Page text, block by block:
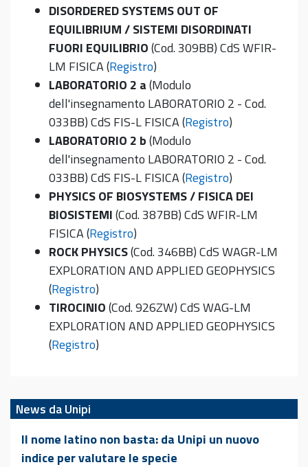
DISORDERED SYSTEMS OUT OF
EQUILIBRIUM / SISTEMI DISORDINATI
FUORI EQUILIBRIO(Cod. 309BB) CdS WFIR-
LM FISICA (Registro)
LABORATORIO 2 a(Modulo
dell'insegnamento LABORATORIO 2 - Cod.
033BB) CdS FIS-L FISICA (Registro)
LABORATORIO 2 b(Modulo
dell'insegnamento LABORATORIO 2 - Cod.
033BB) CdS FIS-L FISICA (Registro)
PHYSICS OF BIOSYSTEMS / FISICA DEI
BIOSISTEMI(Cod. 387BB) CdS WFIR-LM
FISICA (Registro)
ROCK PHYSICS(Cod. 346BB) CdS WAGR-LM
EXPLORATION AND APPLIED GEOPHYSICS
(Registro)
TIROCINIO(Cod. 926ZW) CdS WAG-LM
EXPLORATION AND APPLIED GEOPHYSICS
(Registro)
News da Unipi
Il nome latino non basta: da Unipi un nuovo
indice per valutare le specie